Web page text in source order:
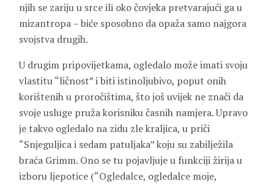
njih se zariju u srce ili oko čovjeka pretvarajući ga u
mizantropa – biće sposobno da opaža samo najgora
svojstva drugih.
U drugim pripovijetkama, ogledalo može imati svoju
vlastitu “ličnost” i biti istinoljubivo, poput onih
korištenih u proročištima, što još uvijek ne znači da
svoje usluge pruža korisniku časnih namjera. Upravo
je takvo ogledalo na zidu zle kraljica, u priči
“Snjeguljica i sedam patuljaka” koju su zabilježila
braća Grimm. Ono se tu pojavljuje u funkciji žirija u
izboru ljepotice (“Ogledalce, ogledalce moje,